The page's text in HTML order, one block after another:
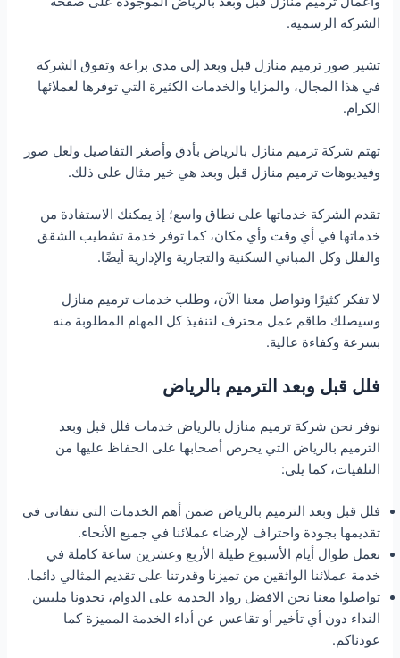
الشركة الرسمية.
تشير صور ترميم منازل قبل وبعد إلى مدى براعة وتفوق الشركة
في هذا المجال، والمزايا والخدمات الكثيرة التي توفرها لعملائها
الكرام.
تهتم شركة ترميم منازل بالرياض بأدق وأصغر التفاصيل ولعل صور
وفيديوهات ترميم منازل قبل وبعد هي خير مثال على ذلك.
تقدم الشركة خدماتها على نطاق واسع؛ إذ يمكنك الاستفادة من
خدماتها في أي وقت وأي مكان، كما توفر خدمة تشطيب الشقق
والفلل وكل المباني السكنية والتجارية والإدارية أيضًا.
لا تفكر كثيرًا وتواصل معنا الآن، وطلب خدمات ترميم منازل
وسيصلك طاقم عمل محترف لتنفيذ كل المهام المطلوبة منه
بسرعة وكفاءة عالية.
فلل قبل وبعد الترميم بالرياض
نوفر نحن شركة ترميم منازل بالرياض خدمات فلل قبل وبعد
الترميم بالرياض التي يحرص أصحابها على الحفاظ عليها من
التلفيات، كما يلي:
فلل قبل وبعد الترميم بالرياض ضمن أهم الخدمات التي نتفانى في
تقديمها بجودة واحتراف لإرضاء عملائنا في جميع الأنحاء.
نعمل طوال أيام الأسبوع طيلة الأربع وعشرين ساعة كاملة في
خدمة عملائنا الواثقين من تميزنا وقدرتنا على تقديم المثالي دائما.
تواصلوا معنا نحن الافضل رواد الخدمة على الدوام، تجدونا ملبيين
النداء دون أي تأخير أو تقاعس عن أداء الخدمة المميزة كما
عودناكم.